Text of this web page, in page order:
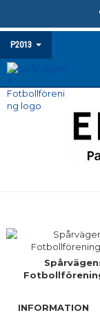
P2013
HEM
BILDGALLERI
DOKUMENT
KONTAKT
INFORMATION